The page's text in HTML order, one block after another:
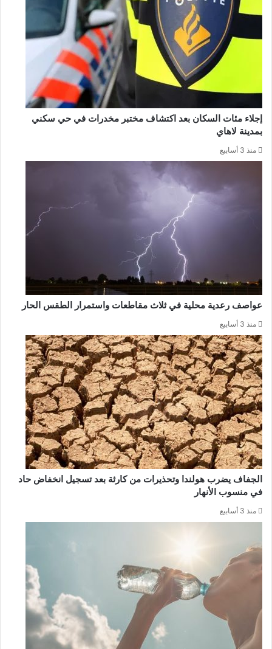
إجلاء مئات السكان بعد اكتشاف مختبر مخدرات في حي سكني
بمدينة لاهاي
منذ 3 أسابيع
عواصف رعدية محلية في ثلاث مقاطعات واستمرار الطقس الحار
منذ 3 أسابيع
الجفاف يضرب هولندا وتحذيرات من كارثة بعد تسجيل انخفاض حاد
في منسوب الأنهار
منذ 3 أسابيع